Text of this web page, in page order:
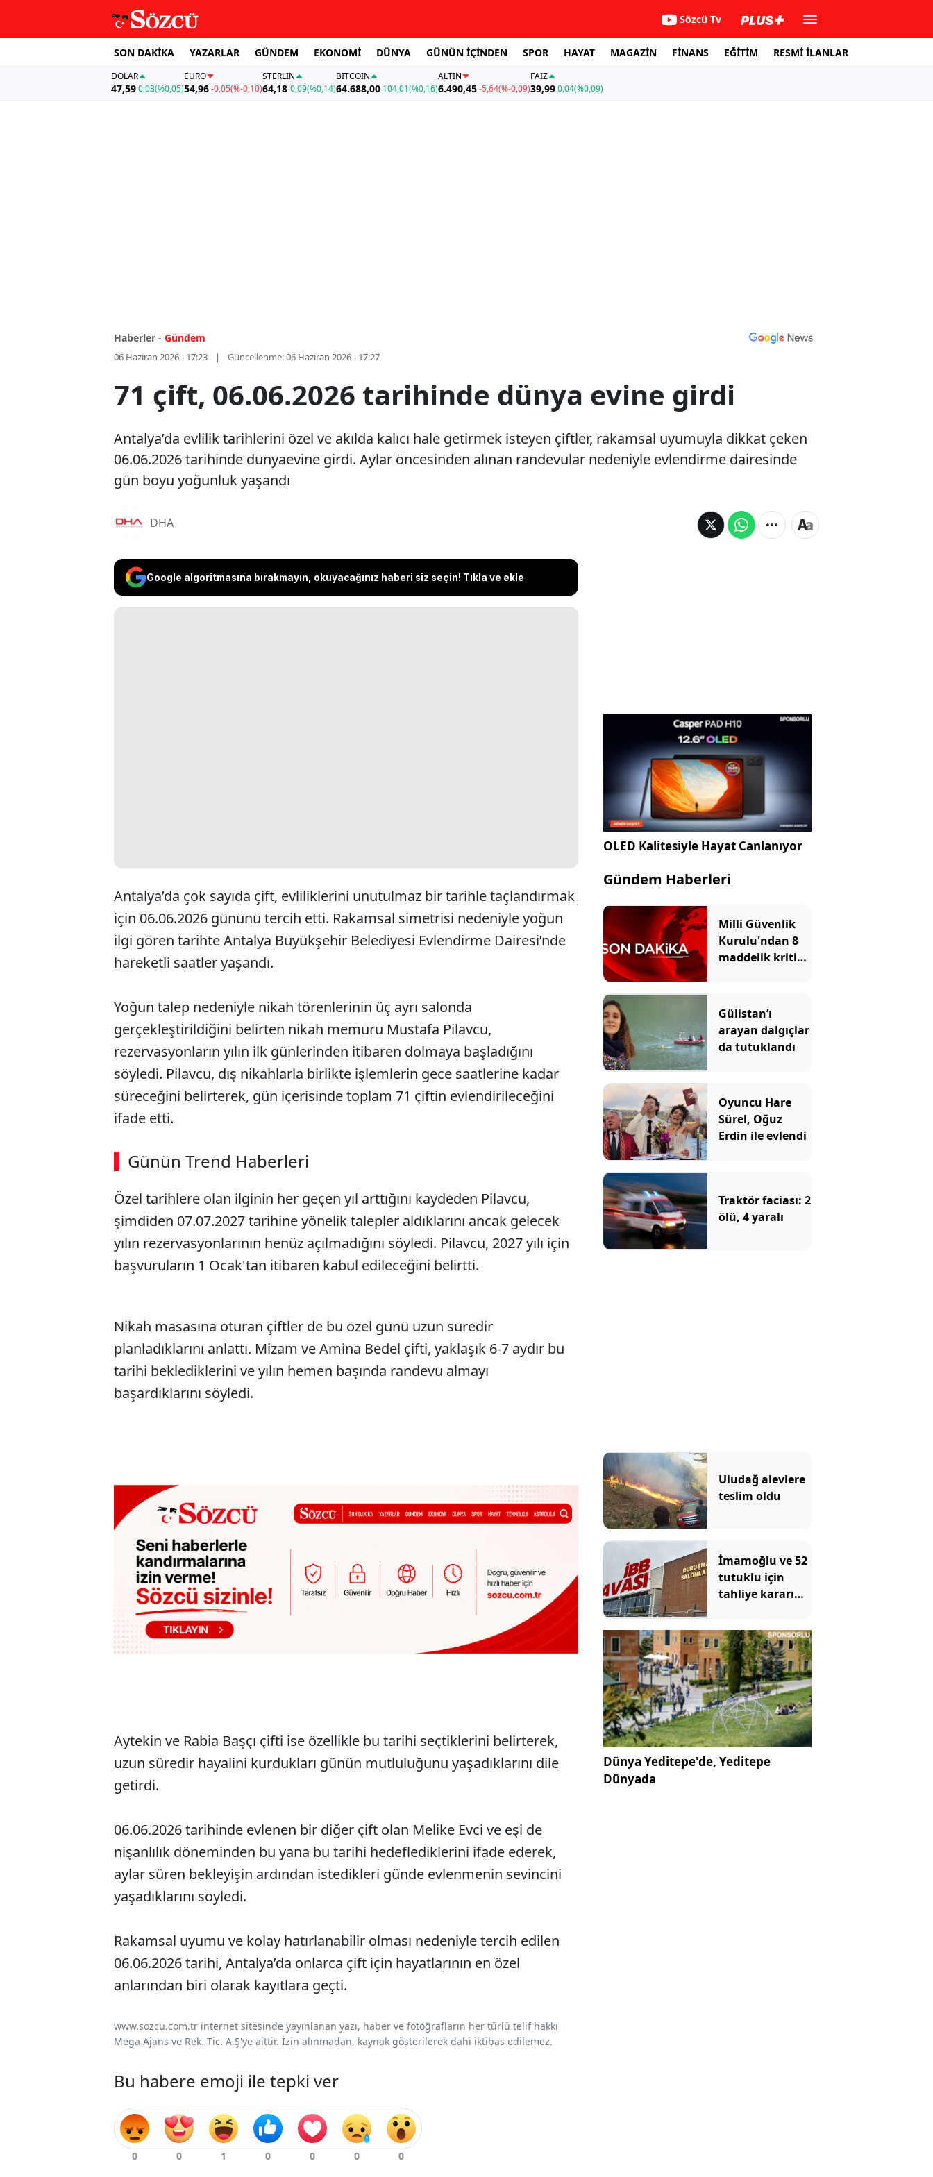
Sözcü Tv
SON DAKİKA YAZARLAR GÜNDEM EKONOMİ DÜNYA GÜNÜN İÇİNDEN SPOR HAYAT MAGAZİN FİNANS EĞİTİM RESMİ İLANLAR
DOLAR
47,590,03(%0,05)
EURO
54,96 -0,05(%-0,10)
STERLIN
64,18 0,09(%0,14)
BITCOIN
64.688,00 104,01(%0,16)
ALTIN
6.490,45-5,64(%-0,09)
FAİZ
39,990,04(%0,09)
Haberler - Gündem
06 Haziran 2026 - 17:23 Güncellenme:06 Haziran 2026 - 17:27
71 çift, 06.06.2026 tarihinde dünya evine girdi
Antalya’da evlilik tarihlerini özel ve akılda kalıcı hale getirmek isteyen çiftler, rakamsal uyumuyla dikkat çeken
06.06.2026 tarihinde dünyaevine girdi. Aylar öncesinden alınan randevular nedeniyle evlendirme dairesinde
gün boyu yoğunluk yaşandı
DHA
Google algoritmasına bırakmayın, okuyacağınız haberi siz seçin! Tıkla ve ekle
Antalya’da çok sayıda çift, evliliklerini unutulmaz bir tarihle taçlandırmak
için 06.06.2026 gününü tercih etti. Rakamsal simetrisi nedeniyle yoğun
ilgi gören tarihte Antalya Büyükşehir Belediyesi Evlendirme Dairesi’nde
hareketli saatler yaşandı.
Yoğun talep nedeniyle nikah törenlerinin üç ayrı salonda
gerçekleştirildiğini belirten nikah memuru Mustafa Pilavcu,
rezervasyonların yılın ilk günlerinden itibaren dolmaya başladığını
söyledi. Pilavcu, dış nikahlarla birlikte işlemlerin gece saatlerine kadar
süreceğini belirterek, gün içerisinde toplam 71 çiftin evlendirileceğini
ifade etti.
Günün Trend Haberleri
Özel tarihlere olan ilginin her geçen yıl arttığını kaydeden Pilavcu,
şimdiden 07.07.2027 tarihine yönelik talepler aldıklarını ancak gelecek
yılın rezervasyonlarının henüz açılmadığını söyledi. Pilavcu, 2027 yılı için
başvuruların 1 Ocak'tan itibaren kabul edileceğini belirtti.
Nikah masasına oturan çiftler de bu özel günü uzun süredir
planladıklarını anlattı. Mizam ve Amina Bedel çifti, yaklaşık 6-7 aydır bu
tarihi beklediklerini ve yılın hemen başında randevu almayı
başardıklarını söyledi.
Aytekin ve Rabia Başçı çifti ise özellikle bu tarihi seçtiklerini belirterek,
uzun süredir hayalini kurdukları günün mutluluğunu yaşadıklarını dile
getirdi.
06.06.2026 tarihinde evlenen bir diğer çift olan Melike Evci ve eşi de
nişanlılık döneminden bu yana bu tarihi hedeflediklerini ifade ederek,
aylar süren bekleyişin ardından istedikleri günde evlenmenin sevincini
yaşadıklarını söyledi.
Rakamsal uyumu ve kolay hatırlanabilir olması nedeniyle tercih edilen
06.06.2026 tarihi, Antalya’da onlarca çift için hayatlarının en özel
anlarından biri olarak kayıtlara geçti.
www.sozcu.com.tr internet sitesinde yayınlanan yazı, haber ve fotoğrafların her türlü telif hakkı
Mega Ajans ve Rek. Tic. A.Ş'ye aittir. İzin alınmadan, kaynak gösterilerek dahi iktibas edilemez.
Bu habere emoji ile tepki ver
OLED Kalitesiyle Hayat Canlanıyor
Gündem Haberleri
Milli Güvenlik
Kurulu'ndan 8
maddelik kritik
Gülistan’ı
arayan dalgıçlar
da tutuklandı
Oyuncu Hare
Sürel, Oğuz
Erdin ile evlendi
Traktör faciası: 2
ölü, 4 yaralı
Uludağ alevlere
teslim oldu
İmamoğlu ve 52
tutuklu için
tahliye kararı
Dünya Yeditepe'de, Yeditepe
Dünyada